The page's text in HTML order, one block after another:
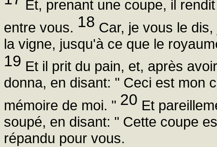
Et, prenant une coupe, il
entre vous. 18 Car, je vous le
la vigne, jusqu'à ce que le
19 Et il prit du pain, et, après
donna, en disant: " Ceci est mon
mémoire de moi. " 20 Et
soupé, en disant: " Cette coupe
répandu pour vous.